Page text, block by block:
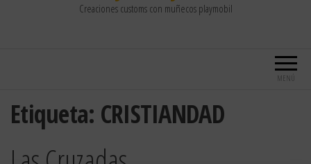
Creaciones customs con muñecos playmobil
MENÚ
Etiqueta: CRISTIANDAD